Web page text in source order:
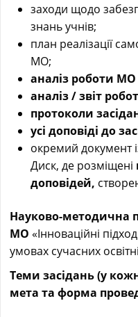
заходи щодо
знань учнів;
план реалізації
МО;
аналіз роботи МО
аналіз / звіт
протоколи
усі доповіді до
окремий документ
Диск, де розміщені
доповідей,
Науково-методична
МО «Інноваційні
умовах сучасних
Теми засідань (у
мета та форма